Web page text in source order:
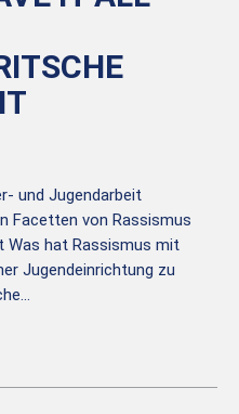
und Jugendarbeit
Facetten von Rassismus
Was hat Rassismus mit
Jugendeinrichtung zu